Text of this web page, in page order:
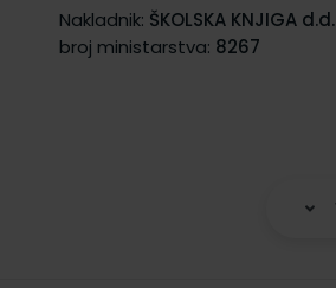
Nakladnik: ŠKOLSKA KNJIGA d.d.
broj ministarstva: 8267